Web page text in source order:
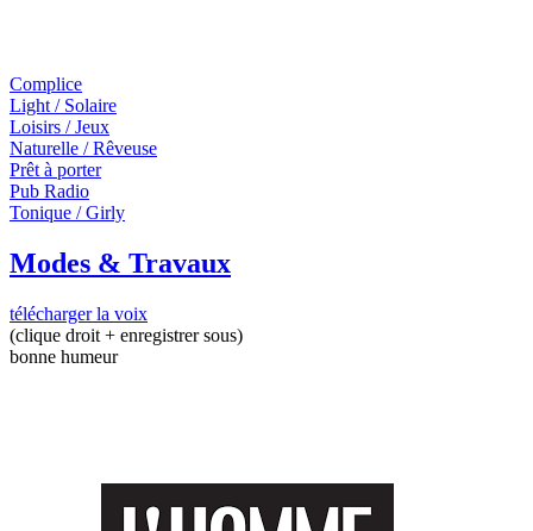
Complice
Light / Solaire
Loisirs / Jeux
Naturelle / Rêveuse
Prêt à porter
Pub Radio
Tonique / Girly
Modes & Travaux
télécharger la voix
(clique droit + enregistrer sous)
bonne humeur